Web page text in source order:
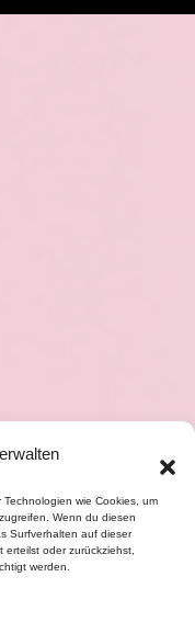
wie Cookies, um
Wenn du diesen
Surfverhalten auf dieser
oder zurückziehst,
werden.